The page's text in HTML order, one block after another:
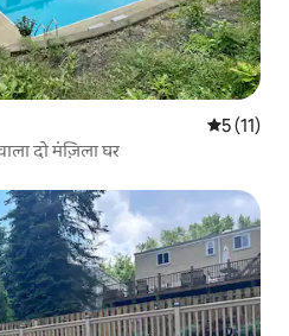
औसत रेटिंग
5 (11)
दो मंज़िला घर